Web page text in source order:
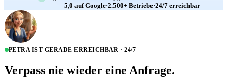
5,0 auf Google·2.500+ Betriebe·24/7 erreichbar
PETRA IST GERADE ERREICHBAR · 24/7
Verpass nie wieder eine Anfrage.